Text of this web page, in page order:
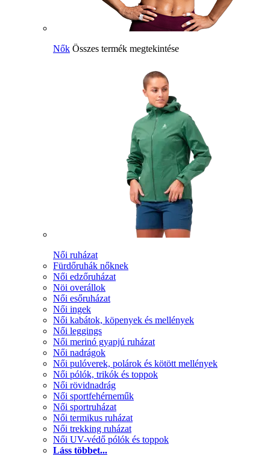
Nők Összes termék megtekintése
Női ruházat
Fürdőruhák nőknek
Női edzőruházat
Nöi overállok
Női esőruházat
Női ingek
Női kabátok, köpenyek és mellények
Női leggings
Női merinó gyapjú ruházat
Női nadrágok
Női pulóverek, polárok és kötött mellények
Női pólók, trikók és toppok
Női rövidnadrág
Női sportfehérneműk
Női sportruházat
Női termikus ruházat
Női trekking ruházat
Női UV-védő pólók és toppok
Láss többet...